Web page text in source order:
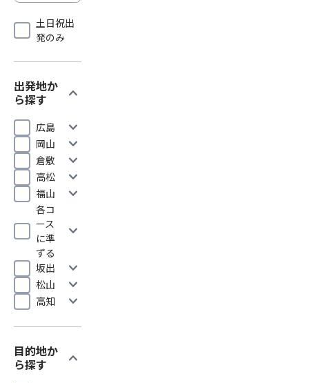
土日祝出
発のみ
出発地か
ら探す
expand_more
広島 expand_more
岡山 expand_more
倉敷 expand_more
高松 expand_more
福山 expand_more
各コ
ース
に準
ずる
expand_more
坂出 expand_more
松山 expand_more
高知 expand_more
目的地か
ら探す
expand_more